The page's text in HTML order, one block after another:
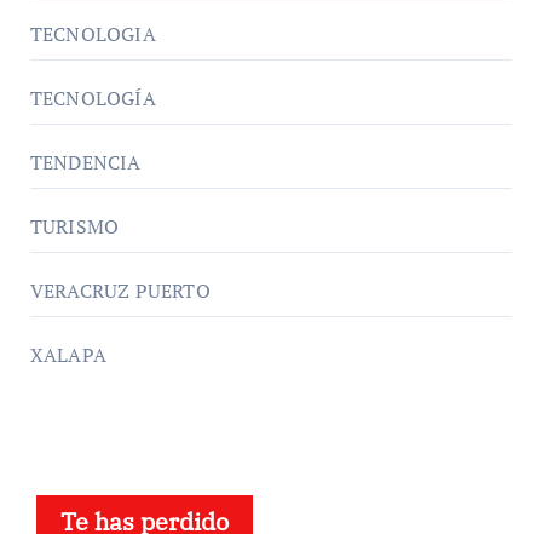
TECNOLOGIA
TECNOLOGÍA
TENDENCIA
TURISMO
VERACRUZ PUERTO
XALAPA
Te has perdido